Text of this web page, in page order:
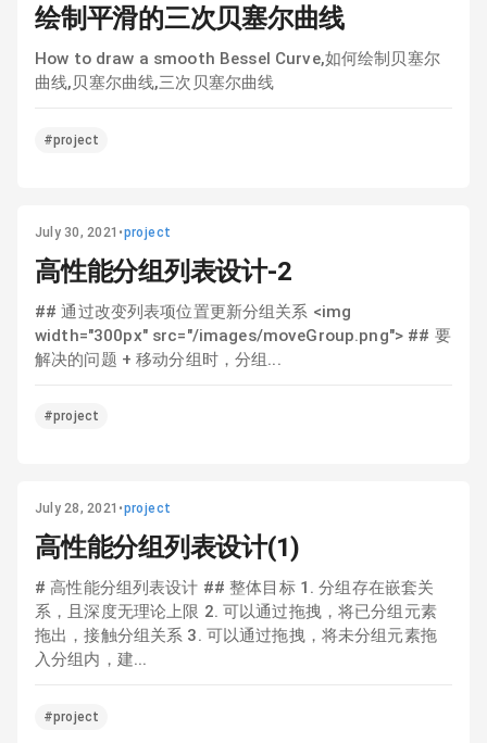
绘制平滑的三次贝塞尔曲线
How to draw a smooth Bessel Curve,如何绘制贝塞尔
曲线,贝塞尔曲线,三次贝塞尔曲线
#project
July 30, 2021 •project
高性能分组列表设计-2
## 通过改变列表项位置更新分组关系 <img
width="300px" src="/images/moveGroup.png"> ## 要
解决的问题 + 移动分组时，分组...
#project
July 28, 2021 •project
高性能分组列表设计(1)
# 高性能分组列表设计 ## 整体目标 1. 分组存在嵌套关
系，且深度无理论上限 2. 可以通过拖拽，将已分组元素
拖出，接触分组关系 3. 可以通过拖拽，将未分组元素拖
入分组内，建...
#project